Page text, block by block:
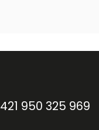
950 325 969